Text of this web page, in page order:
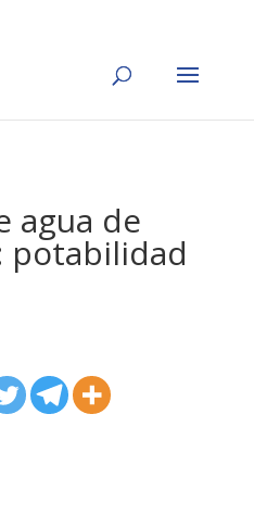
agua de
potabilidad